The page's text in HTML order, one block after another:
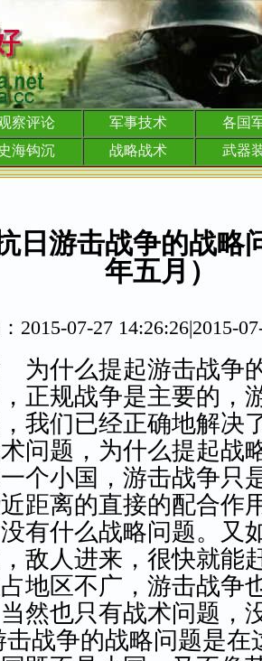
察评论 军事技术
各国
史海钩沉 战略战术 武器
日游击战争的战略
年五月）
2015-07-27 14:26:26|2015-
作战，我们是内线作战。这是一方面的情形。但是在又一方面，则适得其反。敌军虽强（武器和人员的某些素质，某些条件），但是数量不多，我军虽弱（同样，仅是武器和人员的某些素质，某些条件），但是数量甚多，加上敌人是异民族侵入我国，我们是在本国反抗异民族侵入这个条件，这样就决定了下列的战略方针：能够而且必须在战略的防御战之中采取战役和战斗的进攻战，在战略的持久战之中采取战役和战斗的速决战，在战略的内线作战之中采取战役和战斗的外线作战。这是整个抗日战争应该采取的战略方针。正规战争是如此，游击战争也是如此。游击战争所不同的，只是程度上或表现形式上的问题。游击战争是一般地用袭击的形式表现其进攻的。正规战争虽然也应该而且能够采用袭击战，但是其出敌不意的程度比较小一些。在游击战，速决性的要求是很大的，战役和战斗中包围敌人的外线圈则很小。这些都是和正规战不同的地方。 由此可知，游击队的作战，要求集中可能多的兵力，采取秘密和神速的行动，出其不意地袭击敌人，很快地解决战斗；而要力戒消极防御，力戒拖延，并力戒临战分散兵力。当然，游击战争中不但战略上有防御，战术上也是有防御的；战斗时的钳制和警戒方面，隘路、险地、河川或村落等处为着消耗敌人和疲惫敌人的抵抗配置，退却时的掩护部队等等，都是游击战争中战术上的防御部分。然而游击战争的基本方针必须是进攻的，和正规战争比较起来，其进攻性更加大些，而且这种进攻必须是奇袭，大摇大摆大吹大擂地暴露自己，是较之正规战更加不能许可的。游击战争虽然也有坚持数天的战斗场合，例如攻击某个孤立无援的小敌，但一般的作战较之正规战更加要求迅速地解决战斗，这是被敌强我弱的情况规定了的。游击战争本来是分散的，所以成其为普遍的游击战，且在许多任务，例如扰乱、钳制、破坏和做群众工作等，都以分散兵力为原则；然而就一个游击部队或游击兵团，当着执行消灭敌人的任务，尤其是为着打破敌人的进攻而努力时，就仍须集中其主要的兵力。“集中大力，打敌小部”，仍然是游击战争战场作战的原则之一。 由此也就可知，从整个的抗日战争看来，只有将正规战和游击战的战役和战斗的进攻战集合了很多，即从进攻战中打了很多的胜仗，才能达到战略防御之目的，最后战胜日本帝国主义。只有战役和战斗的速决战集合了很多，即是使得很多战役和战斗的进攻战都能因迅速解决战斗之故而取得了胜利，才能达到战略持久的目的，一方面争取时间加强抗战力量，同时促进和等候国际形势的变动和敌人的内溃，以便举行战略反攻，驱逐日寇出中国。也只有每战集中优势兵力，不论在战略防御时期也好，在战略反攻时期也好，一律采取战役和战斗中的外线作战，包围敌人而消灭之，不能包围其全部，也包围其一部，不能消灭所包围之全部，也消灭所包围之一部，不能大量俘虏所包围之敌，也大量杀伤所包围之敌。集合很多这样的歼灭战，才能转变敌我形势，将敌之战略包围，即敌之外线作战方针根本击破，最后配合国际的力量和日本人民的革命斗争，共同围剿日本帝国主义而一举消灭之。这些结果，主要地依靠正规战取得，游击战只有次一等的成绩。但是集合许多小胜化为大胜，则是正规战游击战所共同的。游击战争在抗日过程中起着伟大的战略作用，就是说的这一点。 现在来说游击战争的主动性、灵活性、计划性的问题。 游击战争的主动性是什么呢？ 一切战争的敌我双方，都力争在战场、战地、战区以至整个战争中的主动权，这种主动权即是军队的自由权。军队失掉了主动权，被逼处于被动地位，这个军队就不自由，就有被消灭或被打败的危险。本来战略的防御战和内线作战，争取主动较为困难些，而进攻的外线作战，争取主动较为容易些。但是日本帝国主义有两个基本的弱点，即是兵力不足和异国作战。并且因其对中国力量的估计不足和日本军阀的内部矛盾，产生了许多指挥的错误，例如逐渐增加兵力，缺乏战略的协同，某种时期没有主攻方向，某些作战失去时机和有包围无歼灭等等，可以说是他的第三个弱点。这样，兵力不足（包括小国、寡民、资源不足和他是封建的帝国主义等等），异国作战（包括战争的帝国主义性和野蛮性等等），指挥笨拙，使得日本军阀虽然处在进攻战和外线作战的有利地位，但其主动权却日益减弱下去。日本目前还不愿也不能结束战争，它的战略进攻也还没有停止，但是大势所趋，它的进攻是有一定限度的，这是三个弱点所产生的必然结果，无限止地吞灭全中国是不可能的。会有一天日本要处于完全的被动地位，这种情况现在就可以开始看出来。中国方面，开始时战争颇处于被动，现在因有了经验，正在改取新的运动战的方针，即战役和战斗的进攻战、速决战和外线作战的方针，加上普遍发展游击战的方针，所以主动地位正在日益建立起来。 游击战争的主动权问题，是更加严重的问题。因为游击队大多处于严重的环境，这就是无后方作战的状态，敌强我弱的状态，缺乏经验的状态（这是说那些新成立的游击队）和不统一的状态等等。但是游击战争是能够建立其主动权的，主要的条件就是抓住上述敌人的三个弱点。欺他兵力不足（从整个战争看来），游击队就可以放手争取广大的活动地区；欺他是异民族，且执行极端的野蛮政策，游击队就可以放手争取千百万人民的拥护；欺他指挥笨拙，游击队就可以放手发挥自己的聪明。一切敌人的这些弱点，正规军也应捉住，作为自己战胜敌人的资本，但游击队尤其应当注意捉住。游击队自己的弱点，可以在斗争中逐渐减少。且其弱点有时正成为争取主动地位的条件，例如正是因为自己弱小，才利于在敌人后方神出鬼没地活动，敌人无奈他何，这样大的自由是庞大的正规军所不能得到的。 游击队的主动权，在敌人举行数路围攻的场合，是难于掌握和容易丧失的。在这种场合，如果估计和处置得不正确，就容易处于被动，因而打不破敌人的围攻。在敌取守势我取攻势时，也有这种情形。所以主动权是从正确的情况估计（敌我双方的情况）和正确的军事政治处置产生的。不合客观情况的悲观的估计和随之而来的消极的处置，无疑地将丧失主动权，把自己抛入被动地位。但是同样，不合客观情况的过于乐观的估计和随之而来的冒险（不需要的那种冒险）的处置，也将丧失主动权，而最后归入悲观者一路。主动权不是任何天才家所固有的，只是聪明的领导者从虚心研究和正确地估计客观情况，正确地处置军事政治行动所产生的东西。因此，是要有意识地去争取的东西，不是现成的东西。 已经因为估计和处置错误，或者因为不可抗的压力，被迫处于被动地位了的时候，这时的任务就是努力脱出这种被动。如何脱出法，须依情况而定。在许多情况下，“走”是必须的。游击队的会走，正是其特点。走是脱离被动恢复主动的主要的方法。但是不限于这一方法。往往在敌人十分起劲自己十分困难的时候，正是敌人开始不利，自己开始有利的时候。往往有这种情形，有利的情况和主动的恢复，产生于“再坚持一下”的努力之中。 现在来说灵活性。 灵活性就是具体地表现主动性的东西。灵活地使用兵力，是游击战争比较正规战争更加需要的。 必须使游击战争的指导者明白，灵活地使用兵力，是转变敌我形势争取主动地位的最重要的手段。根据游击战争的特性，兵力的使用必须按照任务和敌情、地形、居民等条件作灵活的变动，主要的方法是分散使用、集中使用和转移兵力。游击战争的领导者对于使用游击队，好像渔人打网一样，要散得开，又要收得拢。当渔人把网散开时，要看清水的深浅、流的速度和那里有无障碍，游击队分散使用时，也须注意不要因情况不明、行动错误而受损失。渔人为了收得拢，就要握住网的绳头，使用部队也要保持通讯联络，并保持相当主力在自己手中。打鱼要时常变换地点，游击队也要时常变换位置。分散、集中和变换，是游击战争灵活使用兵力的三个方法。 一般地说来，游击队当分散使用，即所谓“化整为零”时，大体上是依下述几种情况实施的：（一）因敌取守势，暂时无集中打仗可能，采取对敌实行宽大正面的威胁时；（二）在敌兵力薄弱地区，进行普遍的骚扰和破坏时；（三）无法打破敌之围攻，为着减小目标以求脱离敌人时；（四）地形或给养受限制时；（五）在广大地区内进行民众运动时。但不论何种情况，当分散行动时都须注意：（一）保持较大一部分兵力于适当的机动地区，不要绝对地平均分散，一则便于应付可能的事变，一则使分散执行的任务有一个重心；（二）给各分散部队以明确的任务、行动的地区、行动的时期、集合的地点、联络的方法等。 集中使用兵力，即所谓“化零为整”的办法，多半是在敌人进攻之时为了消灭敌人而采取的；也有在敌人取守势时，为了消灭某些驻止之敌而采取的。集中兵力并不是说绝对的集中，集中主力使用于某一重要方面，对其他方面则留置或派出部分兵力，为钳制、扰乱、破坏等用，或作民众运动。 按照情况灵活地分散兵力或集中兵力，是游击战争的主要的方法，但是还须懂得灵活地转移（变换）兵力。当敌人感到游击队对他有了大的危害时，就会派兵镇压或举行进攻。因此，游击队要考虑情况，如果可以打时，就在当地打仗；如果不能打时，就应不失时机，迅速地转移到另一方向去。有时为着各个击破敌人，有刚才在这里消灭了敌人，又立即转移到另一方向去消灭敌人的；也有在这里不利于战斗，要立即脱离此敌转移到另一方向去进行战斗的。如果敌情特别严重，游击部队不应久留一地，要像流水和疾风一样，迅速地移动其位置。兵力转移，一般都要秘密迅速。经常要采取巧妙的方法，去欺骗、引诱和迷惑敌人，例如声东击西、忽南忽北、即打即离、夜间行动等。 分散、集中和转移的灵活性，都是游击战争具体地表现主动性的东西；死板、呆滞，必至陷入被动地位，遭受不必要的损失。但领导者的聪明不在懂得灵活使用兵力的重要，而在按照具体情况善于及时地实行分散、集中和转移兵力。这种善观风色和善择时机的聪明是不容易的，惟有虚心研究，勤于考察和思索的人们可以获得。为使灵活不变为妄动，慎重地考虑情况是必要的。 最后说到计划性问题。 游击战争要取得胜利，是不能离开它的计划性的。乱干一场的想法，只是玩弄游击战争，或者是游击战争的外行。不论是整个游击区的行动或是单个游击部队或游击兵团的行动，事先都应有尽可能的严密的计划，这就是一切行动的预先准备工作。情况的了解，任务的确定，兵力的部署，军事和政治教育的实施，给养的筹划，装备的整理，民众条件的配合等等，都要包括在领导者们的过细考虑、切实执行和检查执行程度的工作之中。没有这个条件，什么主动、灵活、进攻等事，都是不能实现的。固然正规战争的计划性更大些，游击战争的条件不容许很大的计划性，如果企图在游击战争中实行高度的严密的计划工作，那是错误的；但依照客观条件允许的程度，采取尽可能的严密的计划，则是必要的，须知同敌人斗争是一件不能开玩笑的事情。 上面所说的各点，说明了游击战争战略原则的第一个问题——主动地、灵活地、有计划地执行防御中的进攻战，持久中的速决战，内线作战中的外线作战。这是游击战争战略原则的最中心的问题。解决了这个问题，游击战争的胜利就有了军事指导上的重要的保证。 这里虽说了许多的东西，但一切都环绕于战役和战斗的进攻。主动地位只有在进攻胜利之后，才能最后地取得。一切进攻战也都要主动地组织之，不要被迫地采取进攻。灵活地使用兵力，环绕于为着进攻战这个中心；计划性的必要，主要地也是为了进攻的胜利。战术上的防御手段，离开直